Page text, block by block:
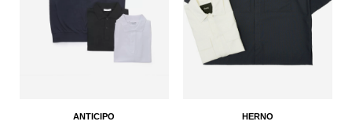
ANTICIPO HERNO